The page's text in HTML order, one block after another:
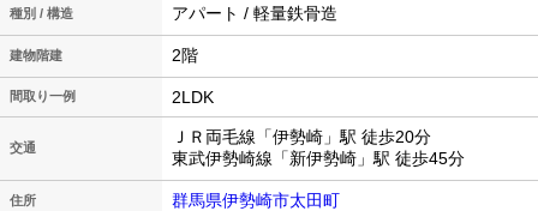
種別 / 構造 アパート / 軽量鉄骨造
建物階建 2階
間取り一例 2LDK
交通
ＪＲ両毛線「伊勢崎」駅 徒歩20分
東武伊勢崎線「新伊勢崎」駅 徒歩45分
住所 群馬県伊勢崎市太田町